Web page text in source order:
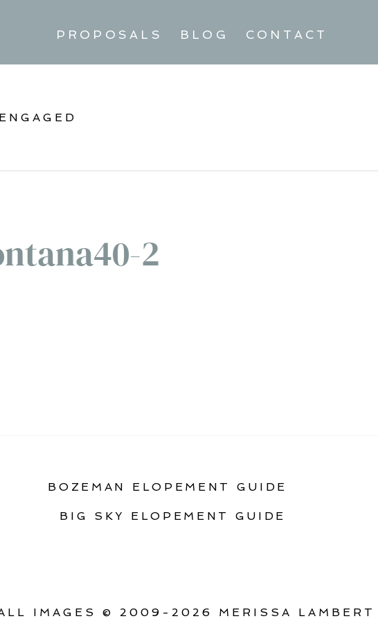
PROPOSALS BLOG CONTACT
ENGAGED
2
BOZEMAN ELOPEMENT GUIDE
BIG SKY ELOPEMENT GUIDE
IMAGES © 2009-2026 MERISSA LAMBERT